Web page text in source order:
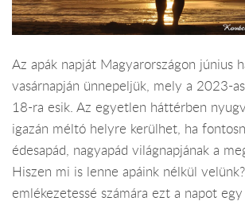
Az apák napját Magyarországon június
vasárnapján ünnepeljük, mely a 2023-
18-ra esik. Az egyetlen háttérben
igazán méltó helyre kerülhet, ha
édesapád, nagyapád világnapjának a
Hiszen mi is lenne apáink nélkül
emlékezetessé számára ezt a napot egy